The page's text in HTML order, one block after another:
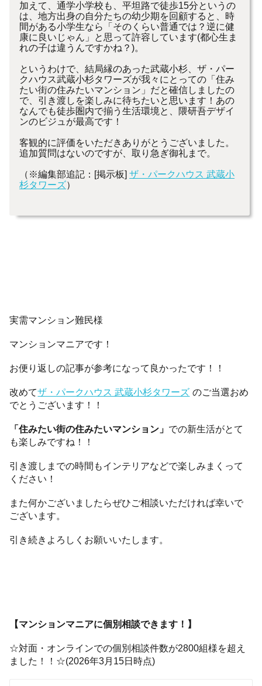
加えて、通学小学校も、平坦路で徒歩15分というの
は、地方出身の自分たちの幼少期を回顧すると、時
間がある小学生なら「そのくらい普通では？逆に健
康に良いじゃん」と思って許容しています(都心生ま
れの子は違うんですかね？)。
というわけで、結局縁のあった武蔵小杉、ザ・パー
クハウス武蔵小杉タワーズが我々にとっての「住み
たい街の住みたいマンション」だと確信しましたの
で、引き渡しを楽しみに待ちたいと思います！あの
なんでも徒歩圏内で揃う生活環境と、隈研吾デザイ
ンのビジュが最高です！
客観的に評価をいただきありがとうございました。
追加質問はないのですが、取り急ぎ御礼まで。
（※編集部追記：[掲示板]ザ・パークハウス 武蔵小
杉タワーズ）
実需マンション難民様
マンションマニアです！
お便り返しの記事が参考になって良かったです！！
改めてザ・パークハウス 武蔵小杉タワーズ のご当選おめ
でとうございます！！
「住みたい街の住みたいマンション」 での新生活がとて
も楽しみですね！！
引き渡しまでの時間もインテリアなどで楽しみまくって
ください！
また何かございましたらぜひご相談いただければ幸いで
ございます。
引き続きよろしくお願いいたします。
【マンションマニアに個別相談できます！】
☆対面・オンラインでの個別相談件数が2800組様を超え
ました！！☆(2026年3月15日時点)